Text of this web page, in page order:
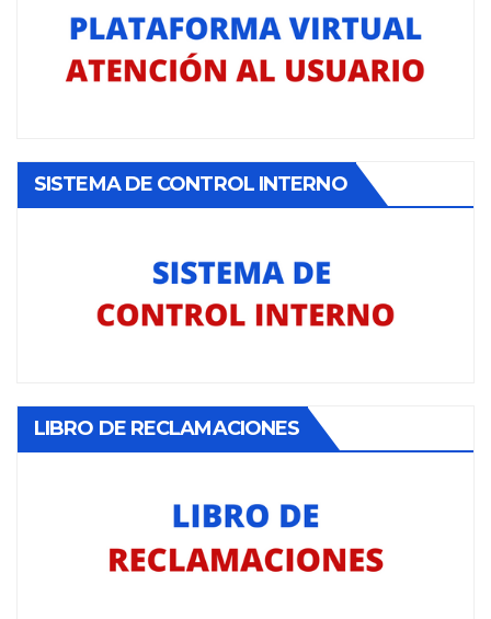
SISTEMA DE CONTROL INTERNO
LIBRO DE RECLAMACIONES